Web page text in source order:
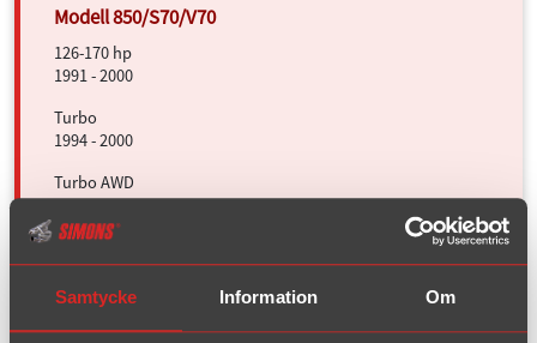
Samtycke Information Om
126-170 hp
1991 - 2000
Turbo
1994 - 2000
Turbo AWD
1996 - 2000
140-170hp